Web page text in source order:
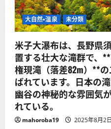
大自然・温泉 未分類
米子大瀑布は、長野県
置する壮大な滝群で、
権現滝（落差82m）**
ばれています。日本の
幽谷の神秘的な雰囲気
れている。
mahoroba19 2025年8月2日